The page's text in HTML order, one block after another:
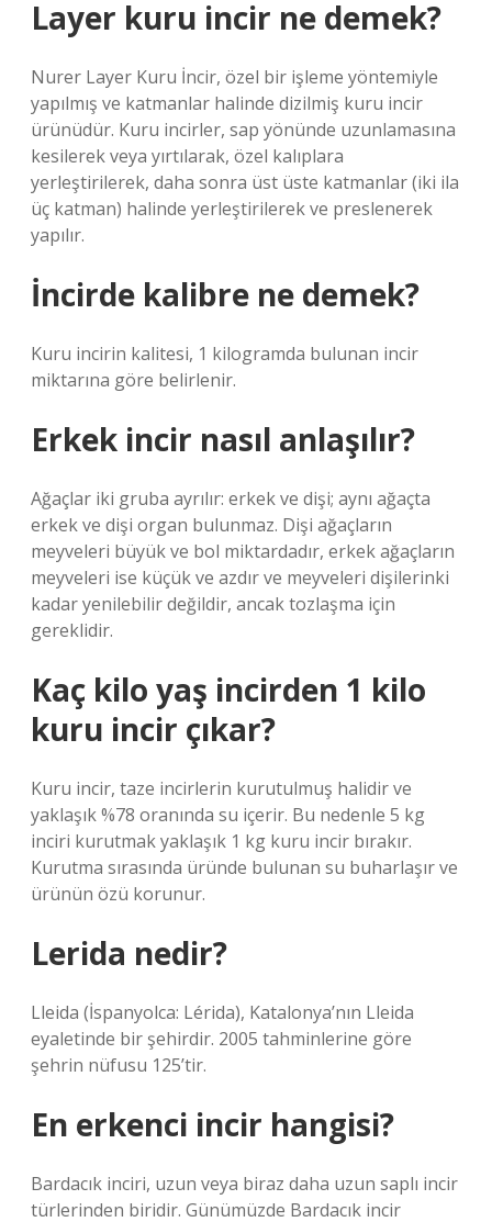
Layer kuru incir ne demek?
Nurer Layer Kuru İncir, özel bir işleme yöntemiyle
yapılmış ve katmanlar halinde dizilmiş kuru incir
ürünüdür. Kuru incirler, sap yönünde uzunlamasına
kesilerek veya yırtılarak, özel kalıplara
yerleştirilerek, daha sonra üst üste katmanlar (iki ila
üç katman) halinde yerleştirilerek ve preslenerek
yapılır.
İncirde kalibre ne demek?
Kuru incirin kalitesi, 1 kilogramda bulunan incir
miktarına göre belirlenir.
Erkek incir nasıl anlaşılır?
Ağaçlar iki gruba ayrılır: erkek ve dişi; aynı ağaçta
erkek ve dişi organ bulunmaz. Dişi ağaçların
meyveleri büyük ve bol miktardadır, erkek ağaçların
meyveleri ise küçük ve azdır ve meyveleri dişilerinki
kadar yenilebilir değildir, ancak tozlaşma için
gereklidir.
Kaç kilo yaş incirden 1 kilo
kuru incir çıkar?
Kuru incir, taze incirlerin kurutulmuş halidir ve
yaklaşık %78 oranında su içerir. Bu nedenle 5 kg
inciri kurutmak yaklaşık 1 kg kuru incir bırakır.
Kurutma sırasında üründe bulunan su buharlaşır ve
ürünün özü korunur.
Lerida nedir?
Lleida (İspanyolca: Lérida), Katalonya’nın Lleida
eyaletinde bir şehirdir. 2005 tahminlerine göre
şehrin nüfusu 125’tir.
En erkenci incir hangisi?
Bardacık inciri, uzun veya biraz daha uzun saplı incir
türlerinden biridir. Günümüzde Bardacık incir